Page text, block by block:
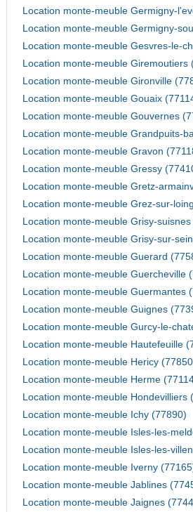
Location monte-meuble Germigny-
Location monte-meuble Germigny-
Location monte-meuble Gesvres-le-
Location monte-meuble Giremoutiers
Location monte-meuble Gironville
Location monte-meuble Gouaix
Location monte-meuble Gouvernes
Location monte-meuble Grandpuits-
Location monte-meuble Gravon
Location monte-meuble Gressy
Location monte-meuble Gretz-
Location monte-meuble Grez-sur-
Location monte-meuble Grisy-
Location monte-meuble Grisy-sur-
Location monte-meuble Guerard
Location monte-meuble Guercheville
Location monte-meuble Guermantes
Location monte-meuble Guignes
Location monte-meuble Gurcy-le-
Location monte-meuble Hautefeuille
Location monte-meuble Hericy
Location monte-meuble Herme
Location monte-meuble Hondevilliers
Location monte-meuble Ichy (77890)
Location monte-meuble Isles-les-
Location monte-meuble Isles-les-
Location monte-meuble Iverny
Location monte-meuble Jablines
Location monte-meuble Jaignes